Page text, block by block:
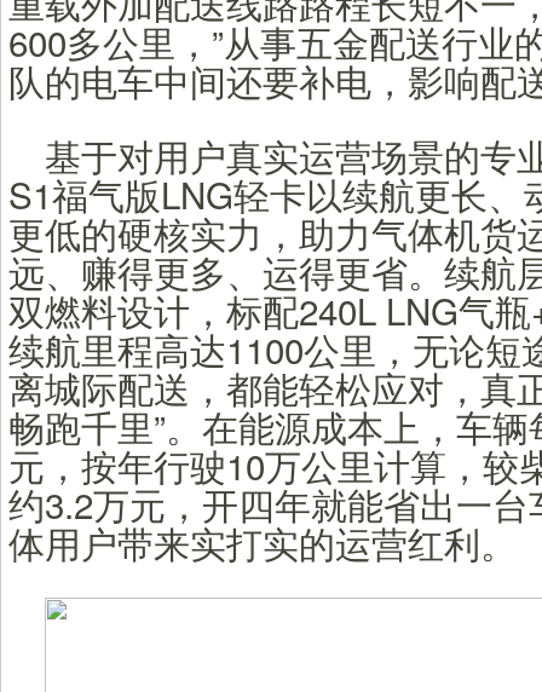
600多公里，”从事五金配送行业
队的电车中间还要补电，影响配
基于对用户真实运营场景的专
S1福气版LNG轻卡以续航更长、
更低的硬核实力，助力气体机货
远、赚得更多、运得更省。续航
双燃料设计，标配240L LNG气
续航里程高达1100公里，无论短
离城际配送，都能轻松应对，真
畅跑千里”。在能源成本上，车
元，按年行驶10万公里计算，较
约3.2万元，开四年就能省出一
体用户带来实打实的运营红利。